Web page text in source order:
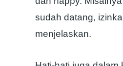
sudah datang,
menjelaskan.